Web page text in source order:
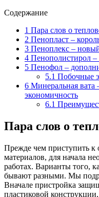
Содержание
1 Пара слов о
2 Пенопласт –
3 Пеноплекс –
4 Пенополистирол
5 Пенофол –
5.1 Побочные
6 Минеральная вата
экономичность
6.1
Пара слов о
Прежде чем приступить к
материалов, для начала
работах. Варианты того,
бывают разными. Мы
Вначале пристройка
пластиковой